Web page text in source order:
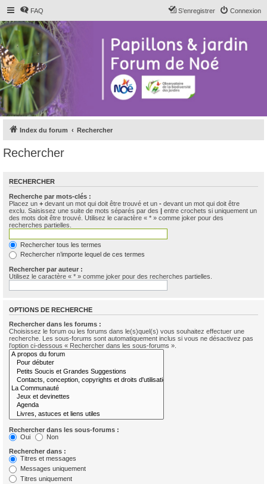
FAQ Connexion
S’enregistrer
Index du forum Rechercher
Rechercher
RECHERCHER
Recherche par mots-clés :
Placez un + devant un mot qui doit être trouvé et un - devant un mot qui doit être
exclu. Saisissez une suite de mots séparés par des | entre crochets si uniquement un
des mots doit être trouvé. Utilisez le caractère « * » comme joker pour des
recherches partielles.
Rechercher tous les termes
Rechercher n’importe lequel de ces termes
Rechercher par auteur :
Utilisez le caractère « * » comme joker pour des recherches partielles.
OPTIONS DE RECHERCHE
Rechercher dans les forums :
Choisissez le forum ou les forums dans le(s)quel(s) vous souhaitez effectuer une
recherche. Les sous-forums sont automatiquement inclus si vous ne désactivez pas
l’option ci-dessous « Rechercher dans les sous-forums ».
Rechercher dans les sous-forums :
Oui
Non
Rechercher dans :
Titres et messages
Messages uniquement
Titres uniquement